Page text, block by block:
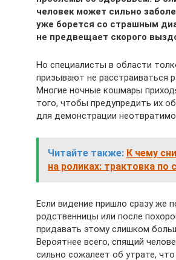
человек может сильно
уже борется со страшным
не предвещает скорого
Но специалисты в области
призывают не расстраиваться
Многие ночные кошмары
того, чтобы предупредить их
для демонстрации
Читайте также: К чему
на роликах: трактовка по
Если видение пришло сразу же
родственницы или после
придавать этому слишком
Вероятнее всего, спящий
сильно сожалеет об утрате,